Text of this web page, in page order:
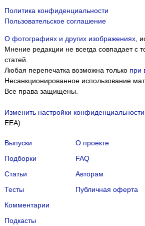
Политика конфиденциальности
Пользовательское соглашение
О фотографиях и других изображениях,
Мнение редакции не всегда совпадает с
статей.
Любая перепечатка возможна только при
Несанкционированное использование
Все права защищены.
Изменить настройки конфиденциальности
EEA)
Выпуски
Подборки
Статьи
Тесты
Комментарии
Подкасты
О проекте
FAQ
Авторам
Публичная оферта